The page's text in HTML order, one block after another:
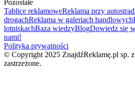
Pozostałe
Tablice reklamoweReklama przy
drogachReklama w galeriach handlowych
lotniskachBaza wiedzyBlogDowiedz się
nami!
Polityka prywatności
© Copyright 2025 ZnajdźReklamę.pl sp.
zastrzeżone.